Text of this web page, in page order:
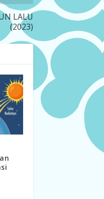
LALU
(2023)